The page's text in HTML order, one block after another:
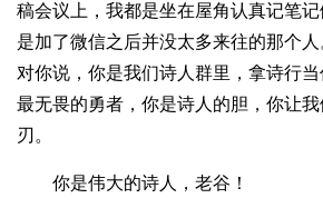
稿会议上，我都是坐在屋角认真记笔记
是加了微信之后并没太多来往的那个
对你说，你是我们诗人群里，拿诗行
最无畏的勇者，你是诗人的胆，你让
刃。
你是伟大的诗人，老谷！